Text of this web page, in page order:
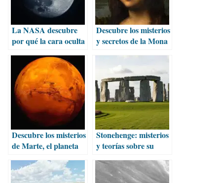
La NASA descubre
por qué la cara oculta
rígida
Descubre los misterios
y secretos de la Mona
Descubre los misterios
de Marte, el planeta
Stonehenge: misterios
y teorías sobre su
propósito